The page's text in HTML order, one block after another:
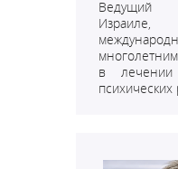
Ведущий
в лечении
психических